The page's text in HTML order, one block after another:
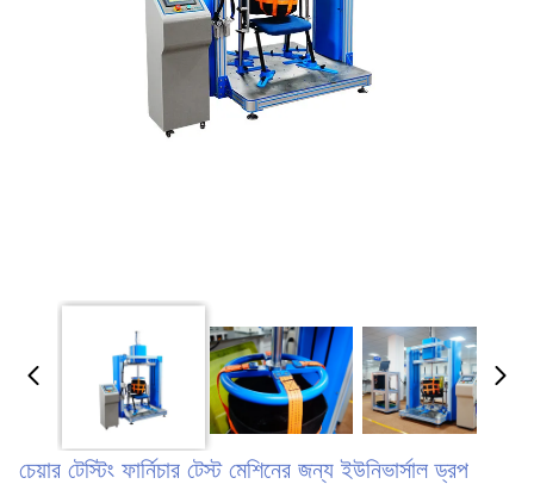
চেয়ার টেস্টিং ফার্নিচার টেস্ট মেশিনের জন্য ইউনিভার্সাল ড্রপ